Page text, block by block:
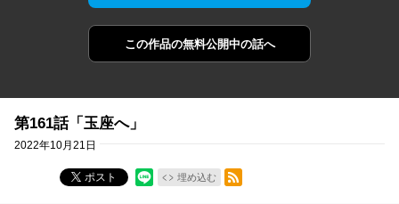
この作品の無料公開中の話へ
第161話「玉座へ」
2022年10月21日
ポスト 埋め込む
RSSフィード